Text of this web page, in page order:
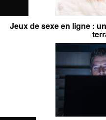
Jeux de sexe en ligne :